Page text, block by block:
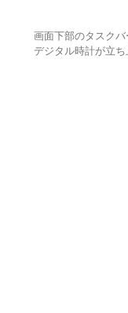
画面下部のタスク
デジタル時計が立ち